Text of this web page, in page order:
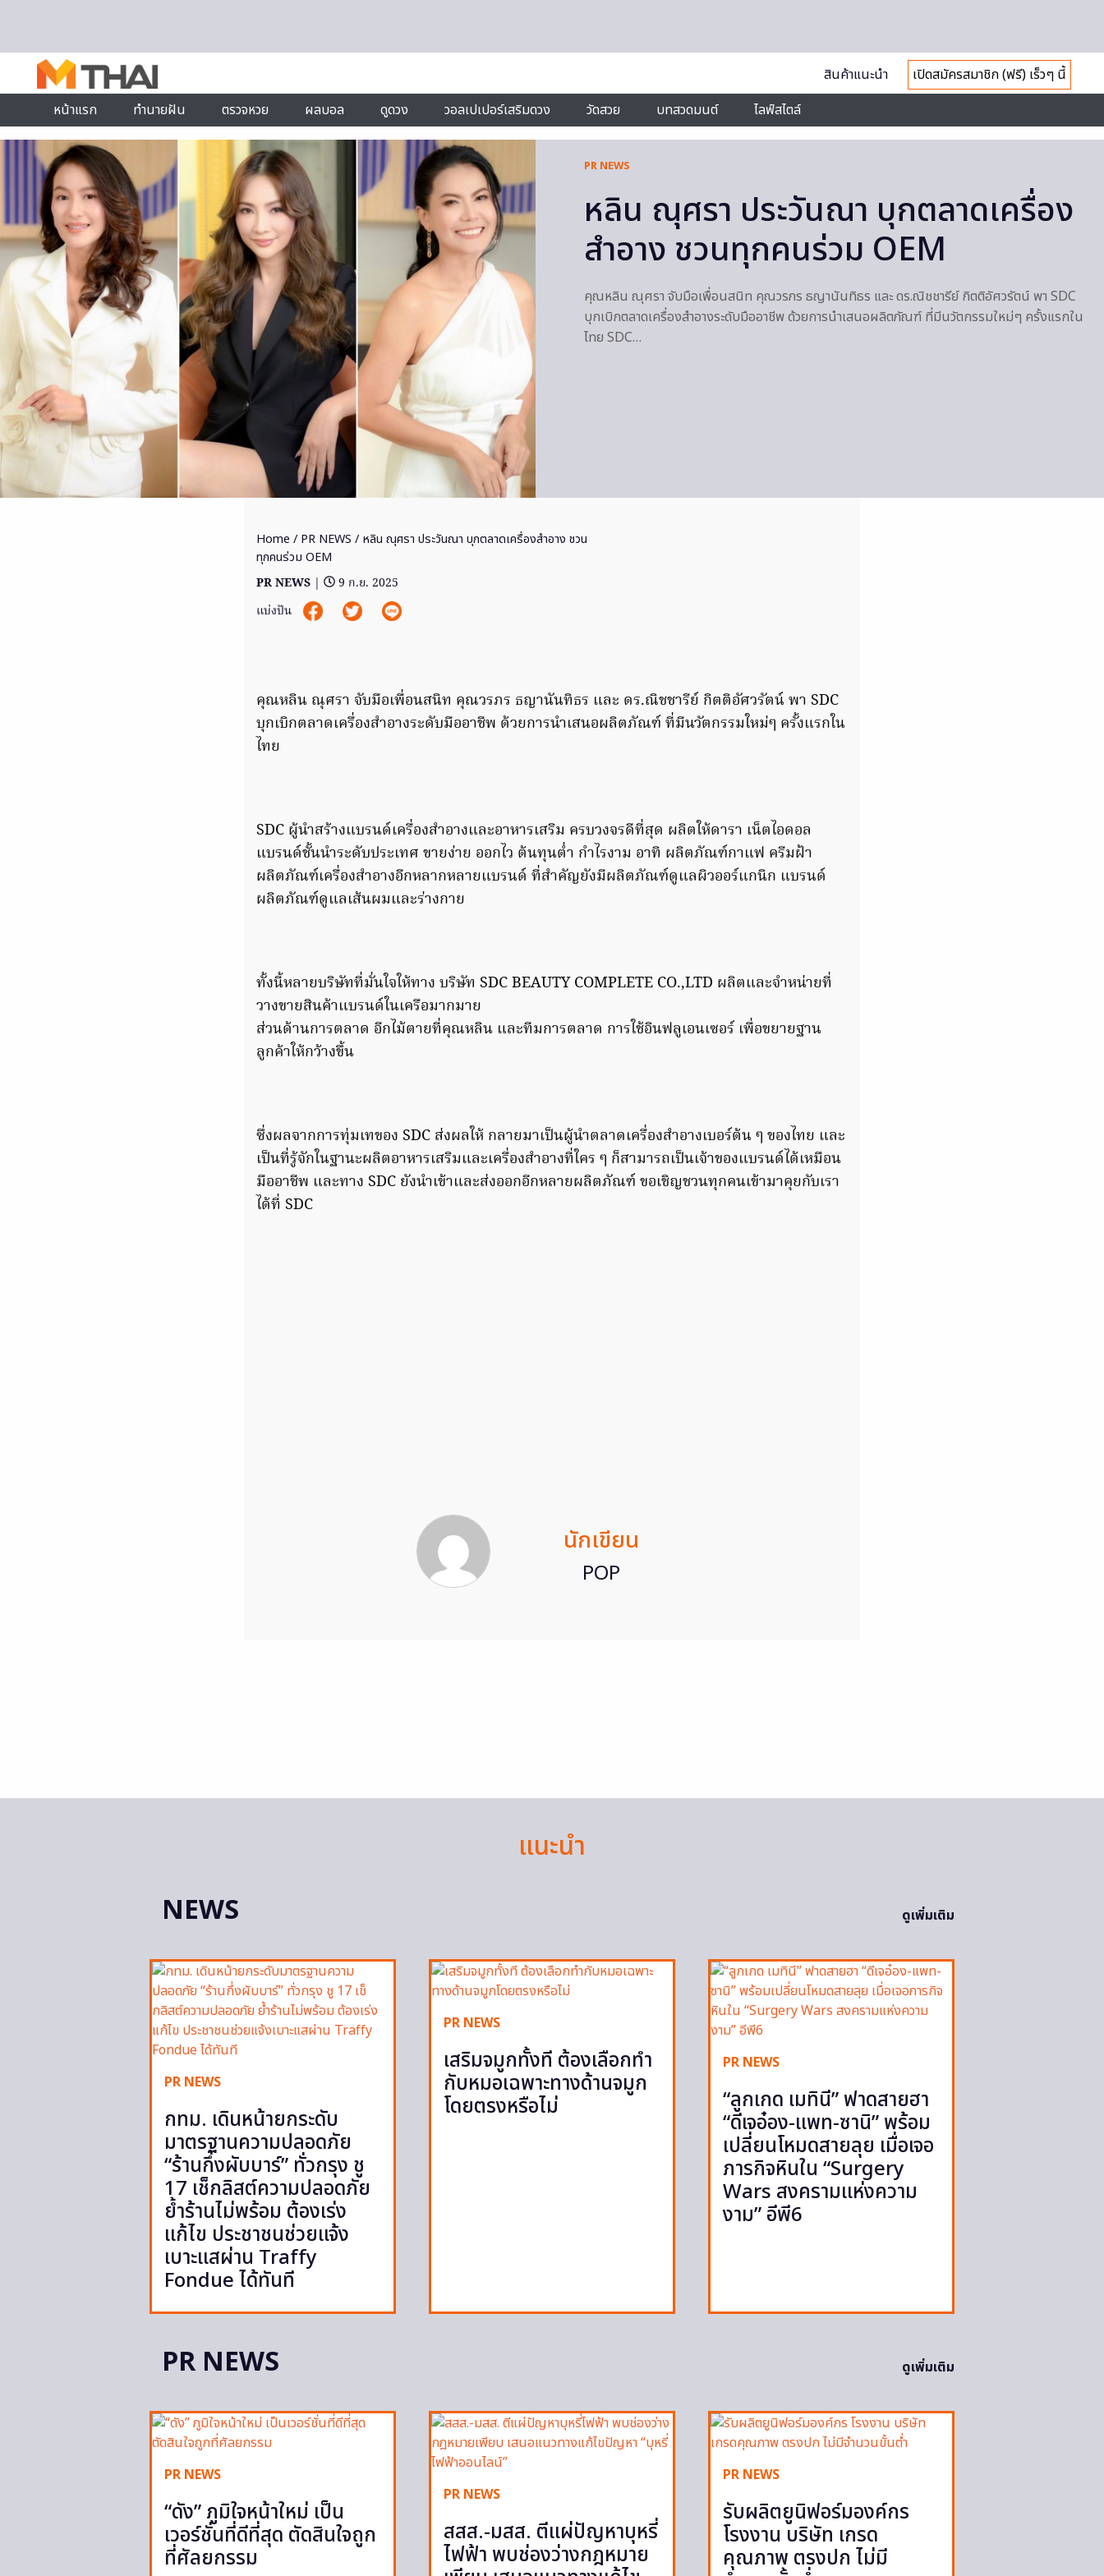
สินค้าแนะนำ
เปิดสมัครสมาชิก (ฟรี) เร็วๆ นี้
หน้าแรก
ทำนายฝัน ตรวจหวย ผลบอล ดูดวง วอลเปเปอร์เสริมดวง วัดสวย บทสวดมนต์ ไลฟ์สไตล์
PR NEWS
หลิน ณุศรา ประวันณา บุกตลาดเครื่อง
สำอาง ชวนทุกคนร่วม OEM
คุณหลิน ณุศรา จับมือเพื่อนสนิท คุณวรภร ธญานันทิธร และ ดร.ณิชชารีย์ กิตติอัศวรัตน์ พา SDC
บุกเบิกตลาดเครื่องสำอางระดับมืออาชีพ ด้วยการนำเสนอผลิตภัณฑ์ ที่มีนวัตกรรมใหม่ๆ ครั้งแรกใน
ไทย SDC…
Home / PR NEWS / หลิน ณุศรา ประวันณา บุกตลาดเครื่องสำอาง ชวน
ทุกคนร่วม OEM
PR NEWS |
9 ก.ย. 2025
แบ่งปัน
คุณหลิน ณุศรา จับมือเพื่อนสนิท คุณวรภร ธญานันทิธร และ ดร.ณิชชารีย์ กิตติอัศวรัตน์ พา SDC
บุกเบิกตลาดเครื่องสำอางระดับมืออาชีพ ด้วยการนำเสนอผลิตภัณฑ์ ที่มีนวัตกรรมใหม่ๆ ครั้งแรกใน
ไทย
SDC ผู้นำสร้างแบรนด์เครื่องสำอางและอาหารเสริม ครบวงจรดีที่สุด ผลิตให้ดารา เน็ตไอดอล
แบรนด์ชั้นนำระดับประเทศ ขายง่าย ออกไว ต้นทุนต่ำ กำไรงาม อาทิ ผลิตภัณฑ์กาแฟ ครีมฝ้า
ผลิตภัณฑ์เครื่องสำอางอีกหลากหลายแบรนด์ ที่สำคัญยังมีผลิตภัณฑ์ดูแลผิวออร์แกนิก แบรนด์
ผลิตภัณฑ์ดูแลเส้นผมและร่างกาย
ทั้งนี้หลายบริษัทที่มั่นใจให้ทาง บริษัท SDC BEAUTY COMPLETE CO.,LTD ผลิตและจำหน่ายที่
วางขายสินค้าแบรนด์ในเครือมากมาย
ส่วนด้านการตลาด อีกไม้ตายที่คุณหลิน และทีมการตลาด การใช้อินฟลูเอนเซอร์ เพื่อขยายฐาน
ลูกค้าให้กว้างขึ้น
ซึ่งผลจากการทุ่มเทของ SDC ส่งผลให้ กลายมาเป็นผู้นำตลาดเครื่องสำอางเบอร์ต้น ๆ ของไทย และ
เป็นที่รู้จักในฐานะผลิตอาหารเสริมและเครื่องสำอางที่ใคร ๆ ก็สามารถเป็นเจ้าของแบรนด์ได้เหมือน
มืออาชีพ และทาง SDC ยังนำเข้าและส่งออกอีกหลายผลิตภัณฑ์ ขอเชิญชวนทุกคนเข้ามาคุยกับเรา
ได้ที่ SDC
นักเขียน
POP
แนะนำ
NEWS
ดูเพิ่มเติม
PR NEWS
กทม. เดินหน้ายกระดับ
มาตรฐานความปลอดภัย
“ร้านกึ่งผับบาร์” ทั่วกรุง ชู
17 เช็กลิสต์ความปลอดภัย
ย้ำร้านไม่พร้อม ต้องเร่ง
แก้ไข ประชาชนช่วยแจ้ง
เบาะแสผ่าน Traffy
Fondue ได้ทันที
PR NEWS
เสริมจมูกทั้งที ต้องเลือกทำ
กับหมอเฉพาะทางด้านจมูก
โดยตรงหรือไม่
PR NEWS
“ลูกเกด เมทินี” ฟาดสายฮา
“ดีเจอ๋อง-แพท-ซานิ” พร้อม
เปลี่ยนโหมดสายลุย เมื่อเจอ
ภารกิจหินใน “Surgery
Wars สงครามแห่งความ
งาม” อีพี6
PR NEWS ดูเพิ่มเติม
PR NEWS
“ดัง” ภูมิใจหน้าใหม่ เป็น
เวอร์ชั่นที่ดีที่สุด ตัดสินใจถูก
ที่ศัลยกรรม
PR NEWS
สสส.-มสส. ตีแผ่ปัญหาบุหรี่
ไฟฟ้า พบช่องว่างกฎหมาย
PR NEWS
รับผลิตยูนิฟอร์มองค์กร
โรงงาน บริษัท เกรด
คุณภาพ ตรงปก ไม่มี